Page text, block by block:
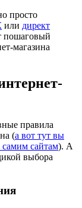
просто
или директ
пошаговый
магазина
правила
(а вот тут вы
самим сайтам). А
выбора